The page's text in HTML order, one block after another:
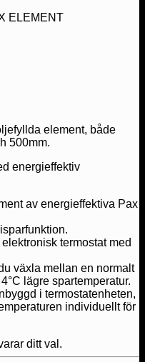
ELEMENT
element, både
500mm.
energieffektiv
av energieffektiva Pax
termostat med
växla mellan en normalt
lägre spartemperatur.
i termostatenheten,
individuellt för
ditt val.